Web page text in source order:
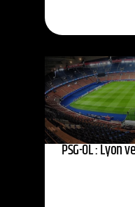
PSG-OL : Lyon